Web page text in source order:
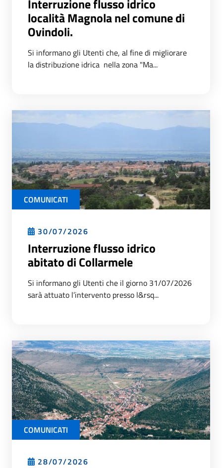
Interruzione flusso idrico
località Magnola nel comune di
Ovindoli.
Si informano gli Utenti che, al fine di migliorare
la distribuzione idrica nella zona "Ma...
COMUNICATI
30/07/2026
Interruzione flusso idrico
abitato di Collarmele
Si informano gli Utenti che il giorno 31/07/2026
sarà attuato l’intervento presso l&rsq...
COMUNICATI
28/07/2026